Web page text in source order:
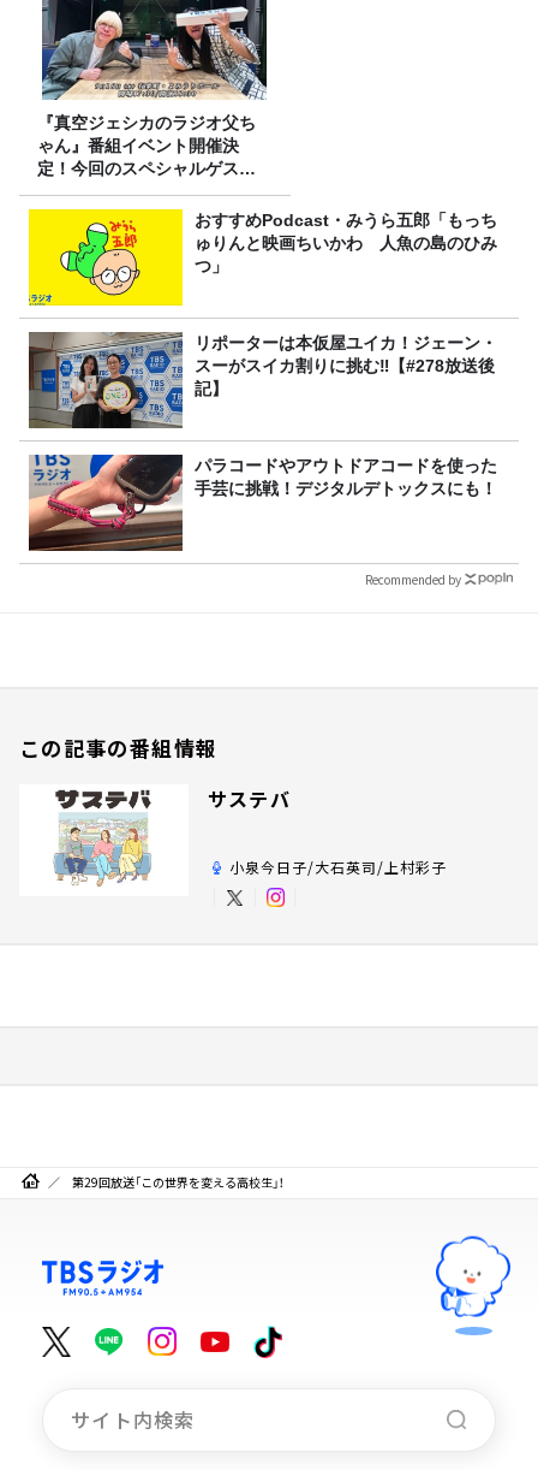
『真空ジェシカのラジオ父ち
ゃん』番組イベント開催決
定！今回のスペシャルゲスト
は、タカアンドトシ！
おすすめPodcast・みうら五郎「もっち
ゅりんと映画ちいかわ 人魚の島のひみ
つ」
リポーターは本仮屋ユイカ！ジェーン・
スーがスイカ割りに挑む‼【#278放送後
記】
パラコードやアウトドアコードを使った
手芸に挑戦！デジタルデトックスにも！
Recommended by
この記事の番組情報
サステバ
小泉今日子/大石英司/上村彩子
第29回放送「この世界を変える高校生」！